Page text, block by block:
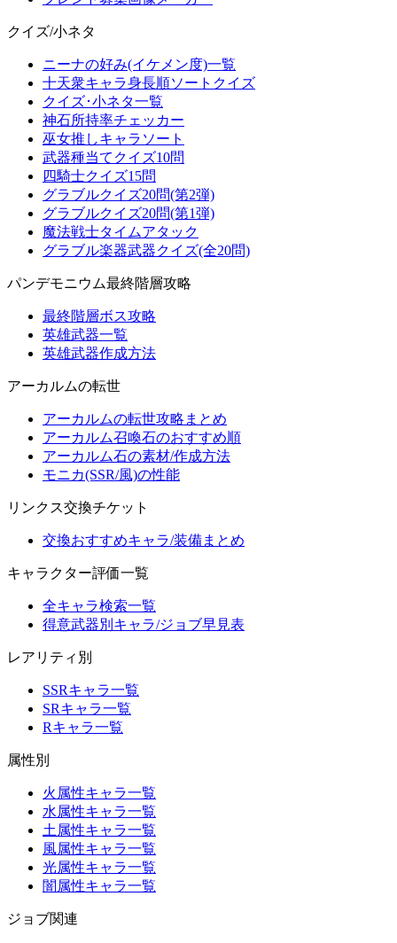
クイズ/小ネタ
ニーナの好み(イケメン度)一覧
十天衆キャラ身長順ソートクイズ
クイズ･小ネタ一覧
神石所持率チェッカー
巫女推しキャラソート
武器種当てクイズ10問
四騎士クイズ15問
グラブルクイズ20問(第2弾)
グラブルクイズ20問(第1弾)
魔法戦士タイムアタック
グラブル楽器武器クイズ(全20問)
パンデモニウム最終階層攻略
最終階層ボス攻略
英雄武器一覧
英雄武器作成方法
アーカルムの転世
アーカルムの転世攻略まとめ
アーカルム召喚石のおすすめ順
アーカルム石の素材/作成方法
モニカ(SSR/風)の性能
リンクス交換チケット
交換おすすめキャラ/装備まとめ
キャラクター評価一覧
全キャラ検索一覧
得意武器別キャラ/ジョブ早見表
レアリティ別
SSRキャラ一覧
SRキャラ一覧
Rキャラ一覧
属性別
火属性キャラ一覧
水属性キャラ一覧
土属性キャラ一覧
風属性キャラ一覧
光属性キャラ一覧
闇属性キャラ一覧
ジョブ関連